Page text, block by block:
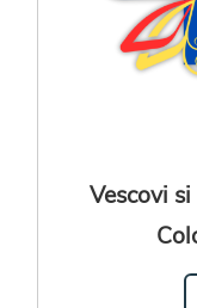
Vescovi